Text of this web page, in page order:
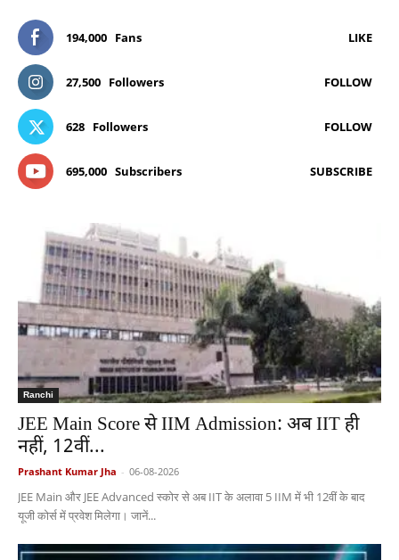
194,000 Fans LIKE
27,500 Followers FOLLOW
628 Followers FOLLOW
695,000 Subscribers SUBSCRIBE
Ranchi
JEE Main Score से IIM Admission: अब IIT ही
नहीं, 12वीं...
Prashant Kumar Jha - 06-08-2026
JEE Main और JEE Advanced स्कोर से अब IIT के अलावा 5 IIM में भी 12वीं के बाद
यूजी कोर्स में प्रवेश मिलेगा। जानें...